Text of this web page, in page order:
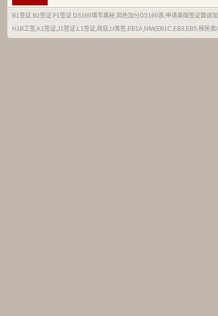
B1签证.B2签证.F1签证.DS160填写奥秘,润色加分DS160表,申请美国签证面谈
H1B工签,K1签证,J1签证,L1签证,政庇,U类签,EB1A,NIW,EB1C,EB3,EB5,移民